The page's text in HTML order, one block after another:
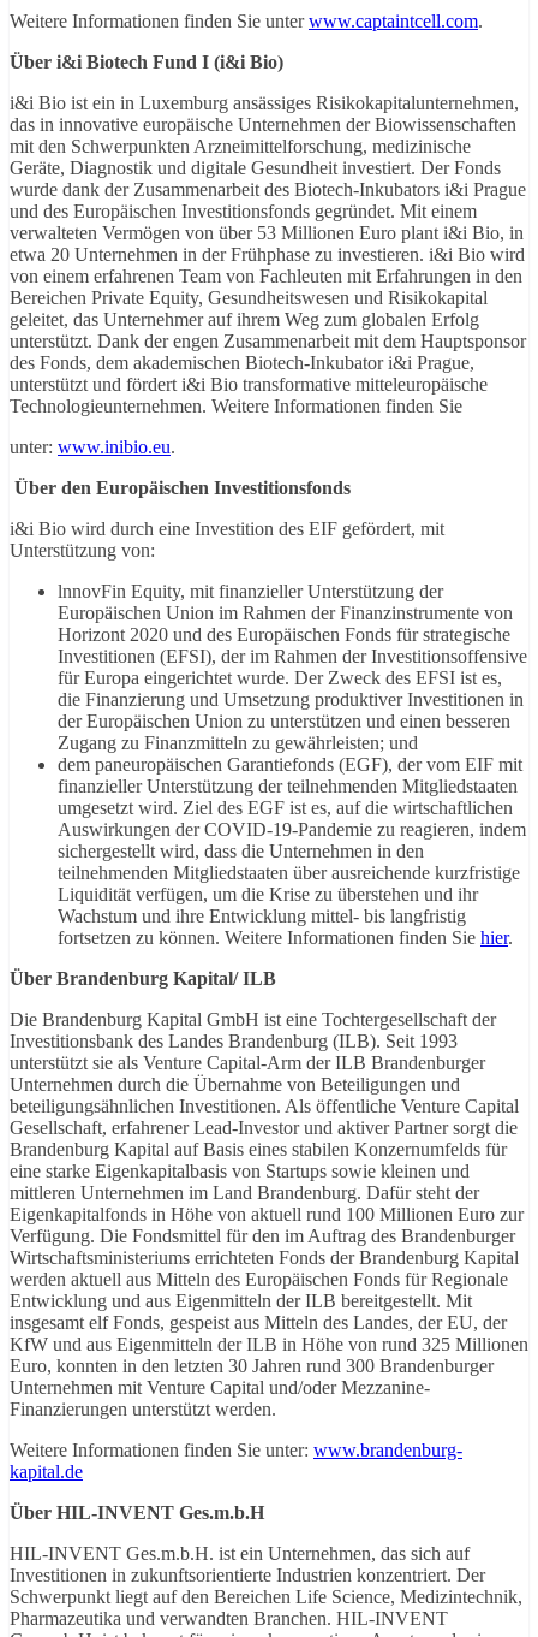
Weitere Informationen finden Sie unterwww.captaintcell.com.
Über i&i Biotech Fund I (i&i Bio)
i&i Bio ist ein in Luxemburg ansässiges Risikokapitalunternehmen,
das in innovative europäische Unternehmen der Biowissenschaften
mit den Schwerpunkten Arzneimittelforschung, medizinische
Geräte, Diagnostik und digitale Gesundheit investiert. Der Fonds
wurde dank der Zusammenarbeit des Biotech-Inkubators i&i Prague
und des Europäischen Investitionsfonds gegründet. Mit einem
verwalteten Vermögen von über 53 Millionen Euro plant i&i Bio, in
etwa 20 Unternehmen in der Frühphase zu investieren. i&i Bio wird
von einem erfahrenen Team von Fachleuten mit Erfahrungen in den
Bereichen Private Equity, Gesundheitswesen und Risikokapital
geleitet, das Unternehmer auf ihrem Weg zum globalen Erfolg
unterstützt. Dank der engen Zusammenarbeit mit dem Hauptsponsor
des Fonds, dem akademischen Biotech-Inkubator i&i Prague,
unterstützt und fördert i&i Bio transformative mitteleuropäische
Technologieunternehmen. Weitere Informationen finden Sie
unter: www.inibio.eu.
Über den Europäischen Investitionsfonds
i&i Bio wird durch eine Investition des EIF gefördert, mit
Unterstützung von:
lnnovFin Equity, mit finanzieller Unterstützung der
Europäischen Union im Rahmen der Finanzinstrumente von
Horizont 2020 und des Europäischen Fonds für strategische
Investitionen (EFSI), der im Rahmen der Investitionsoffensive
für Europa eingerichtet wurde. Der Zweck des EFSI ist es,
die Finanzierung und Umsetzung produktiver Investitionen in
der Europäischen Union zu unterstützen und einen besseren
Zugang zu Finanzmitteln zu gewährleisten; und
dem paneuropäischen Garantiefonds (EGF), der vom EIF mit
finanzieller Unterstützung der teilnehmenden Mitgliedstaaten
umgesetzt wird. Ziel des EGF ist es, auf die wirtschaftlichen
Auswirkungen der COVID-19-Pandemie zu reagieren, indem
sichergestellt wird, dass die Unternehmen in den
teilnehmenden Mitgliedstaaten über ausreichende kurzfristige
Liquidität verfügen, um die Krise zu überstehen und ihr
Wachstum und ihre Entwicklung mittel- bis langfristig
fortsetzen zu können. Weitere Informationen finden Sie hier.
Über Brandenburg Kapital/ ILB
Die Brandenburg Kapital GmbH ist eine Tochtergesellschaft der
Investitionsbank des Landes Brandenburg (ILB). Seit 1993
unterstützt sie als Venture Capital-Arm der ILB Brandenburger
Unternehmen durch die Übernahme von Beteiligungen und
beteiligungsähnlichen Investitionen. Als öffentliche Venture Capital
Gesellschaft, erfahrener Lead-Investor und aktiver Partner sorgt die
Brandenburg Kapital auf Basis eines stabilen Konzernumfelds für
eine starke Eigenkapitalbasis von Startups sowie kleinen und
mittleren Unternehmen im Land Brandenburg. Dafür steht der
Eigenkapitalfonds in Höhe von aktuell rund 100 Millionen Euro zur
Verfügung. Die Fondsmittel für den im Auftrag des Brandenburger
Wirtschaftsministeriums errichteten Fonds der Brandenburg Kapital
werden aktuell aus Mitteln des Europäischen Fonds für Regionale
Entwicklung und aus Eigenmitteln der ILB bereitgestellt. Mit
insgesamt elf Fonds, gespeist aus Mitteln des Landes, der EU, der
KfW und aus Eigenmitteln der ILB in Höhe von rund 325 Millionen
Euro, konnten in den letzten 30 Jahren rund 300 Brandenburger
Unternehmen mit Venture Capital und/oder Mezzanine-
Finanzierungen unterstützt werden.
Weitere Informationen finden Sie unter: www.brandenburg-
kapital.de
Über HIL-INVENT Ges.m.b.H
HIL-INVENT Ges.m.b.H. ist ein Unternehmen, das sich auf
Investitionen in zukunftsorientierte Industrien konzentriert. Der
Schwerpunkt liegt auf den Bereichen Life Science, Medizintechnik,
Pharmazeutika und verwandten Branchen. HIL-INVENT